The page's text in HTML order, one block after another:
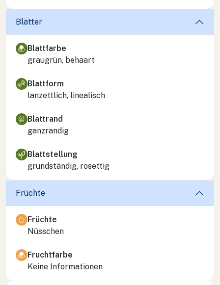
Blätter
Blattfarbe
graugrün, behaart
Blattform
lanzettlich, linealisch
Blattrand
ganzrandig
Blattstellung
grundständig, rosettig
Früchte
Früchte
Nüsschen
Fruchtfarbe
Keine Informationen